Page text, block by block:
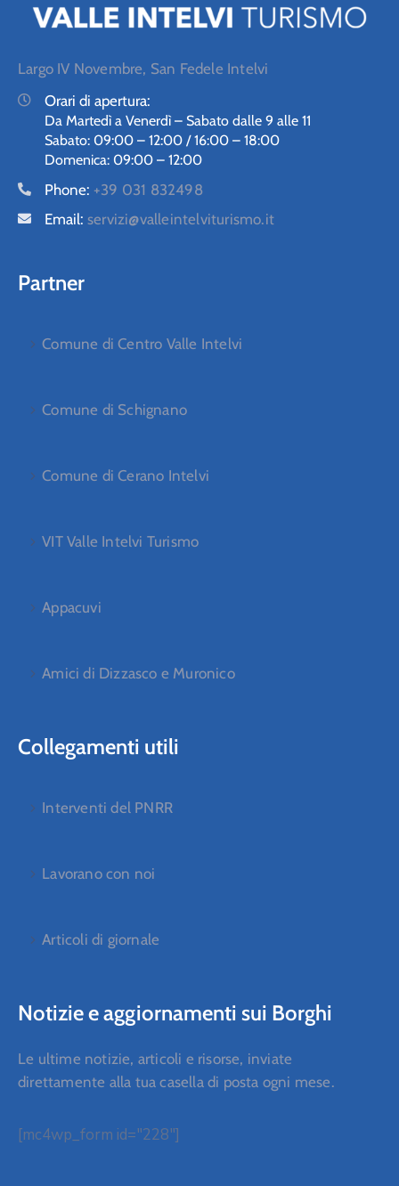
Largo IV Novembre, San Fedele Intelvi
Orari di apertura:
Da Martedì a Venerdì – Sabato dalle 9 alle 11
Sabato: 09:00 – 12:00 / 16:00 – 18:00
Domenica: 09:00 – 12:00
Phone: +39 031 832498
Email: servizi@valleintelviturismo.it
Partner
Comune di Centro Valle Intelvi
Comune di Schignano
Comune di Cerano Intelvi
VIT Valle Intelvi Turismo
Appacuvi
Amici di Dizzasco e Muronico
Collegamenti utili
Interventi del PNRR
Lavorano con noi
Articoli di giornale
Notizie e aggiornamenti sui Borghi
Le ultime notizie, articoli e risorse, inviate
direttamente alla tua casella di posta ogni mese.
[mc4wp_form id="228"]